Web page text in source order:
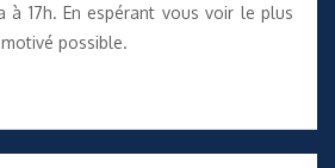
à 17h. En espérant vous voir le plus
possible.